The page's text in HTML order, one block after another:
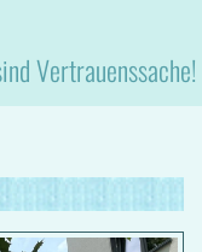
Vertrauenssache!